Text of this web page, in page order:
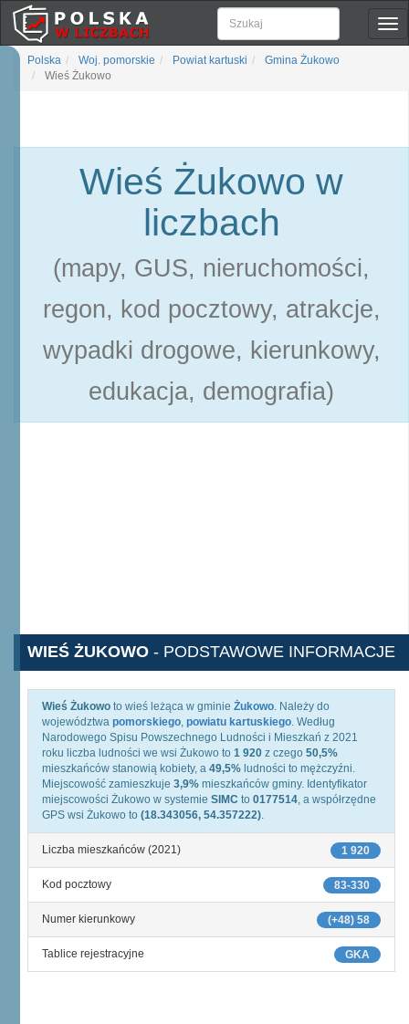
Polska Woj. pomorskie Powiat kartuski
Gmina Żukowo
Wieś Żukowo
Wieś Żukowo w
liczbach
(mapy, GUS, nieruchomości,
regon, kod pocztowy, atrakcje,
wypadki drogowe, kierunkowy,
edukacja, demografia)
WIEŚ ŻUKOWO - PODSTAWOWE INFORMACJE
Wieś Żukowo to wieś leżąca w gminie Żukowo. Należy do
województwa pomorskiego, powiatu kartuskiego. Według
Narodowego Spisu Powszechnego Ludności i Mieszkań z 2021
roku liczba ludności we wsi Żukowo to 1 920 z czego 50,5%
mieszkańców stanowią kobiety, a 49,5% ludności to mężczyźni.
Miejscowość zamieszkuje 3,9% mieszkańców gminy. Identyfikator
miejscowości Żukowo w systemie SIMC to 0177514, a współrzędne
GPS wsi Żukowo to (18.343056, 54.357222).
1 920
Liczba mieszkańców (2021)
83-330
Kod pocztowy
(+48) 58
Numer kierunkowy
GKA
Tablice rejestracyjne